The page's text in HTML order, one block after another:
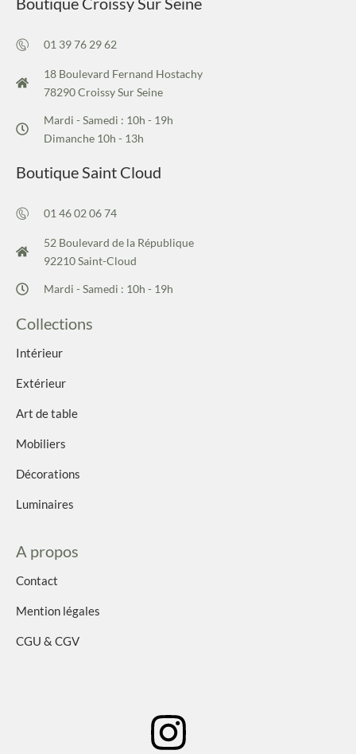
01 39 76 29 62
18 Boulevard Fernand Hostachy
78290 Croissy Sur Seine
Mardi - Samedi : 10h - 19h
Dimanche 10h - 13h
Boutique Saint Cloud
01 46 02 06 74
52 Boulevard de la République
92210 Saint-Cloud
Mardi - Samedi : 10h - 19h
Collections
Intérieur
Extérieur
Art de table
Mobiliers
Décorations
Luminaires
A propos
Contact
Mention légales
CGU & CGV
I